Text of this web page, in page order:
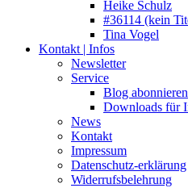
Heike Schulz
#36114 (kein
Tina Vogel
Kontakt | Infos
Newsletter
Service
Blog abonnieren
Downloads für
News
Kontakt
Impressum
Datenschutz-erklärung
Widerrufsbelehrung